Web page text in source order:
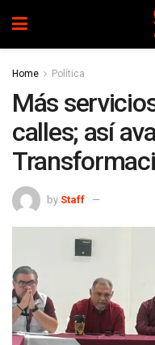
Home Política
Más
calles; así
by Staff